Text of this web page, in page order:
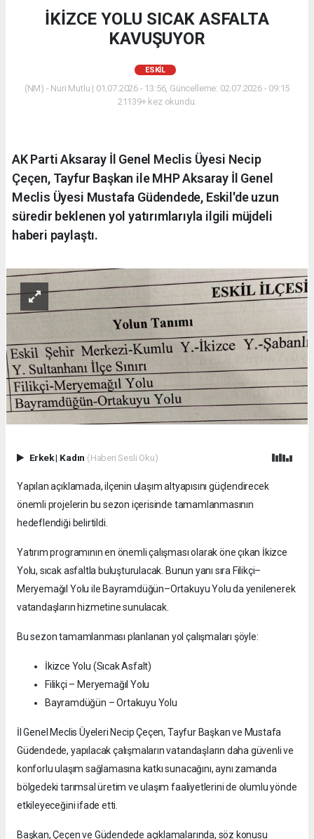
İKİZCE YOLU SICAK ASFALTA
KAVUŞUYOR
ESKİL
(NM) - Nuri Mutlu | 01.07.2026 - 13:56, Güncelleme: 02.07.2026 - 09:15
21139+ kez okundu.
AK Parti Aksaray İl Genel Meclis Üyesi Necip
Çeçen, Tayfur Başkan ile MHP Aksaray İl Genel
Meclis Üyesi Mustafa Güdendede, Eskil'de uzun
süredir beklenen yol yatırımlarıyla ilgili müjdeli
haberi paylaştı.
Erkek| Kadın (Haberi Sesli Oku)
Yapılan açıklamada, ilçenin ulaşım altyapısını güçlendirecek
önemli projelerin bu sezon içerisinde tamamlanmasının
hedeflendiği belirtildi.
Yatırım programının en önemli çalışması olarak öne çıkan İkizce
Yolu, sıcak asfaltla buluşturulacak. Bunun yanı sıra Filikçi–
Meryemağıl Yolu ile Bayramdüğün–Ortakuyu Yolu da yenilenerek
vatandaşların hizmetine sunulacak.
Bu sezon tamamlanması planlanan yol çalışmaları şöyle:
İkizce Yolu (Sıcak Asfalt)
Filikçi – Meryemağıl Yolu
Bayramdüğün – Ortakuyu Yolu
İl Genel Meclis Üyeleri Necip Çeçen, Tayfur Başkan ve Mustafa
Güdendede, yapılacak çalışmaların vatandaşların daha güvenli ve
konforlu ulaşım sağlamasına katkı sunacağını, aynı zamanda
bölgedeki tarımsal üretim ve ulaşım faaliyetlerini de olumlu yönde
etkileyeceğini ifade etti.
Başkan, Çeçen ve Güdendede açıklamalarında, söz konusu